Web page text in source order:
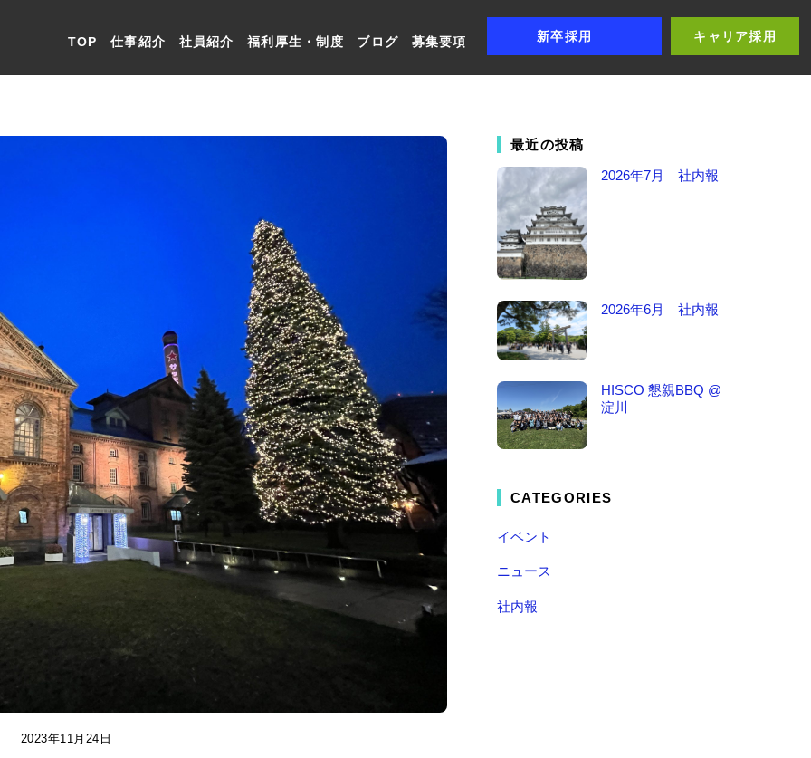
TOP 仕事紹介 社員紹介 福利厚生・制度 ブログ 募集要項 新卒採用 キャリア採用
2023年11月24日
最近の投稿
2026年7月 社内報
2026年6月 社内報
HISCO 懇親BBQ @
淀川
CATEGORIES
イベント
ニュース
社内報